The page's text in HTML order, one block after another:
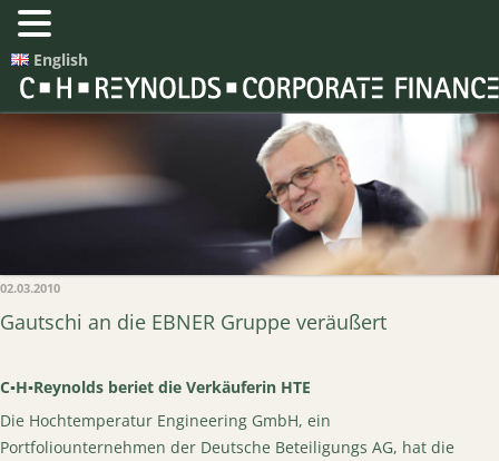
English
02.03.2010
Gautschi an die EBNER Gruppe veräußert
C▪H▪Reynolds beriet die Verkäuferin HTE
Die Hochtemperatur Engineering GmbH, ein
Portfoliounternehmen der Deutsche Beteiligungs AG, hat die